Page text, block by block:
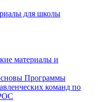
для школы
материалы и
Программы
команд по